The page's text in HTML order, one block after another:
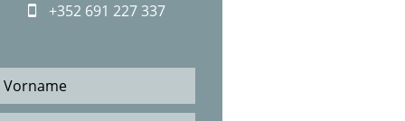
+352 691 227 337